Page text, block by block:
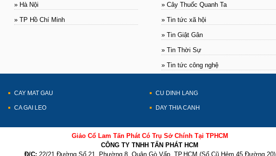
» Hà Nội
» TP Hồ Chí Minh
» Cây Thuốc Quanh Ta
» Tin tức xã hội
» Tin Giật Gân
» Tin Thời Sự
» Tin tức công nghệ
CAY MAT GAU CU DINH LANG
CA GAI LEO DAY THIA CANH
Giảo Cổ Lam Tấn Phát Có Trụ Sở Chính Tại TPHCM
CÔNG TY TNHH TẤN PHÁT HCM
Đ/C: 22/21 Đường Số 21, Phường 8, Quận Gò Vấp, TP.HCM (Số Cũ Hẻm 45 Đường 20)